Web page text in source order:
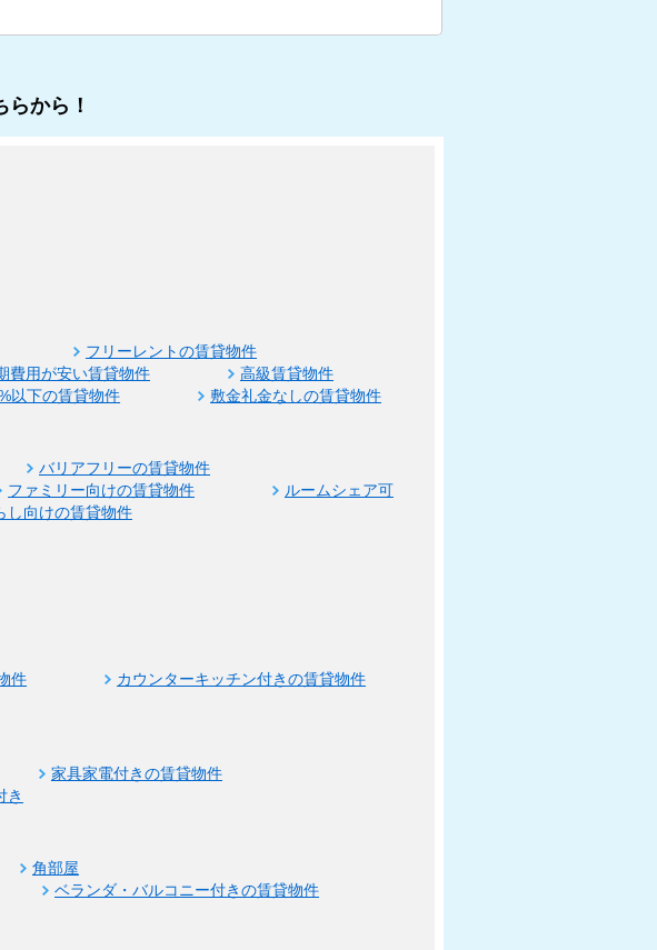
から！
フリーレントの賃貸物件
費用が安い賃貸物件
高級賃貸物件
以下の賃貸物件 敷金礼金なしの賃貸物件
バリアフリーの賃貸物件
ファミリー向けの賃貸物件
ルームシェア可
し向けの賃貸物件
件
カウンターキッチン付きの賃貸物件
家具家電付きの賃貸物件
き
角部屋
ベランダ・バルコニー付きの賃貸物件